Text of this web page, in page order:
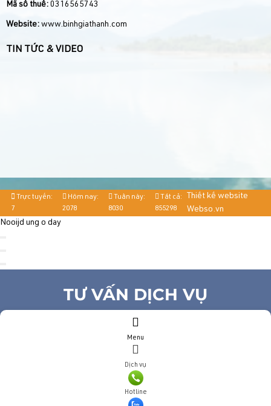
Mã số thuế: 0316565743
Website: www.binhgiathanh.com
TIN TỨC & VIDEO
Trực tuyến:
7
Hôm nay:
2078
Tuần này:
8030
Tất cả:
855298
Thiết kế website
Webso.vn
Menu
Dịch vụ
Hotline
Nooijd ung o day
TƯ VẤN DỊCH VỤ